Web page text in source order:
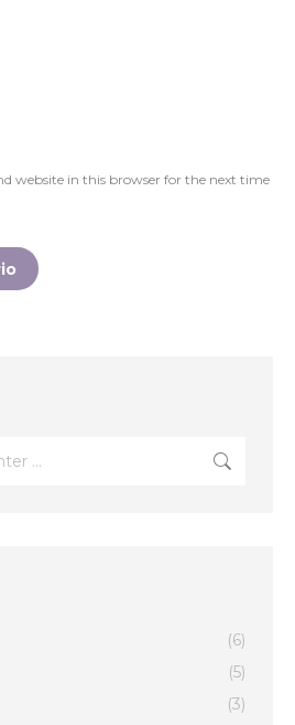
website in this browser for the next time
(6)
(5)
(3)